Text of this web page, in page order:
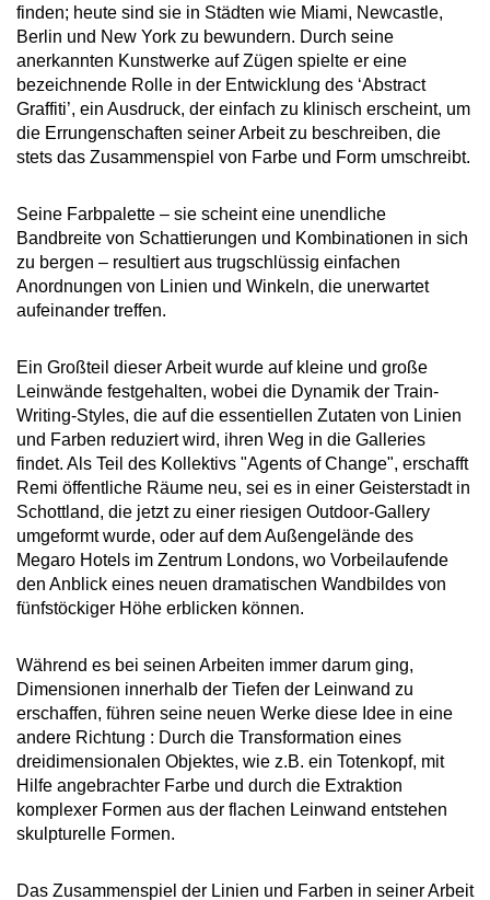
finden; heute sind sie in Städten wie Miami, Newcastle,
Berlin und New York zu bewundern. Durch seine
anerkannten Kunstwerke auf Zügen spielte er eine
bezeichnende Rolle in der Entwicklung des ‘Abstract
Graffiti’, ein Ausdruck, der einfach zu klinisch erscheint, um
die Errungenschaften seiner Arbeit zu beschreiben, die
stets das Zusammenspiel von Farbe und Form umschreibt.
Seine Farbpalette – sie scheint eine unendliche
Bandbreite von Schattierungen und Kombinationen in sich
zu bergen – resultiert aus trugschlüssig einfachen
Anordnungen von Linien und Winkeln, die unerwartet
aufeinander treffen.
Ein Großteil dieser Arbeit wurde auf kleine und große
Leinwände festgehalten, wobei die Dynamik der Train-
Writing-Styles, die auf die essentiellen Zutaten von Linien
und Farben reduziert wird, ihren Weg in die Galleries
findet. Als Teil des Kollektivs "Agents of Change", erschafft
Remi öffentliche Räume neu, sei es in einer Geisterstadt in
Schottland, die jetzt zu einer riesigen Outdoor-Gallery
umgeformt wurde, oder auf dem Außengelände des
Megaro Hotels im Zentrum Londons, wo Vorbeilaufende
den Anblick eines neuen dramatischen Wandbildes von
fünfstöckiger Höhe erblicken können.
Während es bei seinen Arbeiten immer darum ging,
Dimensionen innerhalb der Tiefen der Leinwand zu
erschaffen, führen seine neuen Werke diese Idee in eine
andere Richtung : Durch die Transformation eines
dreidimensionalen Objektes, wie z.B. ein Totenkopf, mit
Hilfe angebrachter Farbe und durch die Extraktion
komplexer Formen aus der flachen Leinwand entstehen
skulpturelle Formen.
Das Zusammenspiel der Linien und Farben in seiner Arbeit